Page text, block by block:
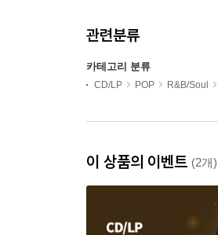
관련분류
카테고리 분류
CD/LP POP R&B/Soul
이 상품의 이벤트 (2개)